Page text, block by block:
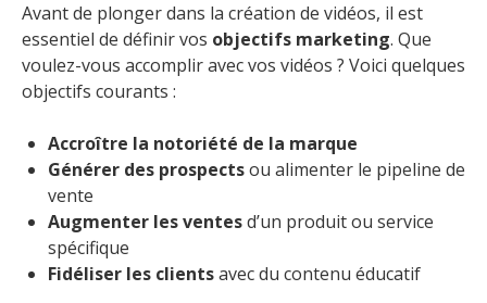
Avant de plonger dans la création de vidéos, il est
essentiel de définir vos objectifs marketing. Que
voulez-vous accomplir avec vos vidéos ? Voici quelques
objectifs courants :
Accroître la notoriété de la marque
Générer des prospectsou alimenter le pipeline de
vente
Augmenter les ventesd’un produit ou service
spécifique
Fidéliser les clientsavec du contenu éducatif